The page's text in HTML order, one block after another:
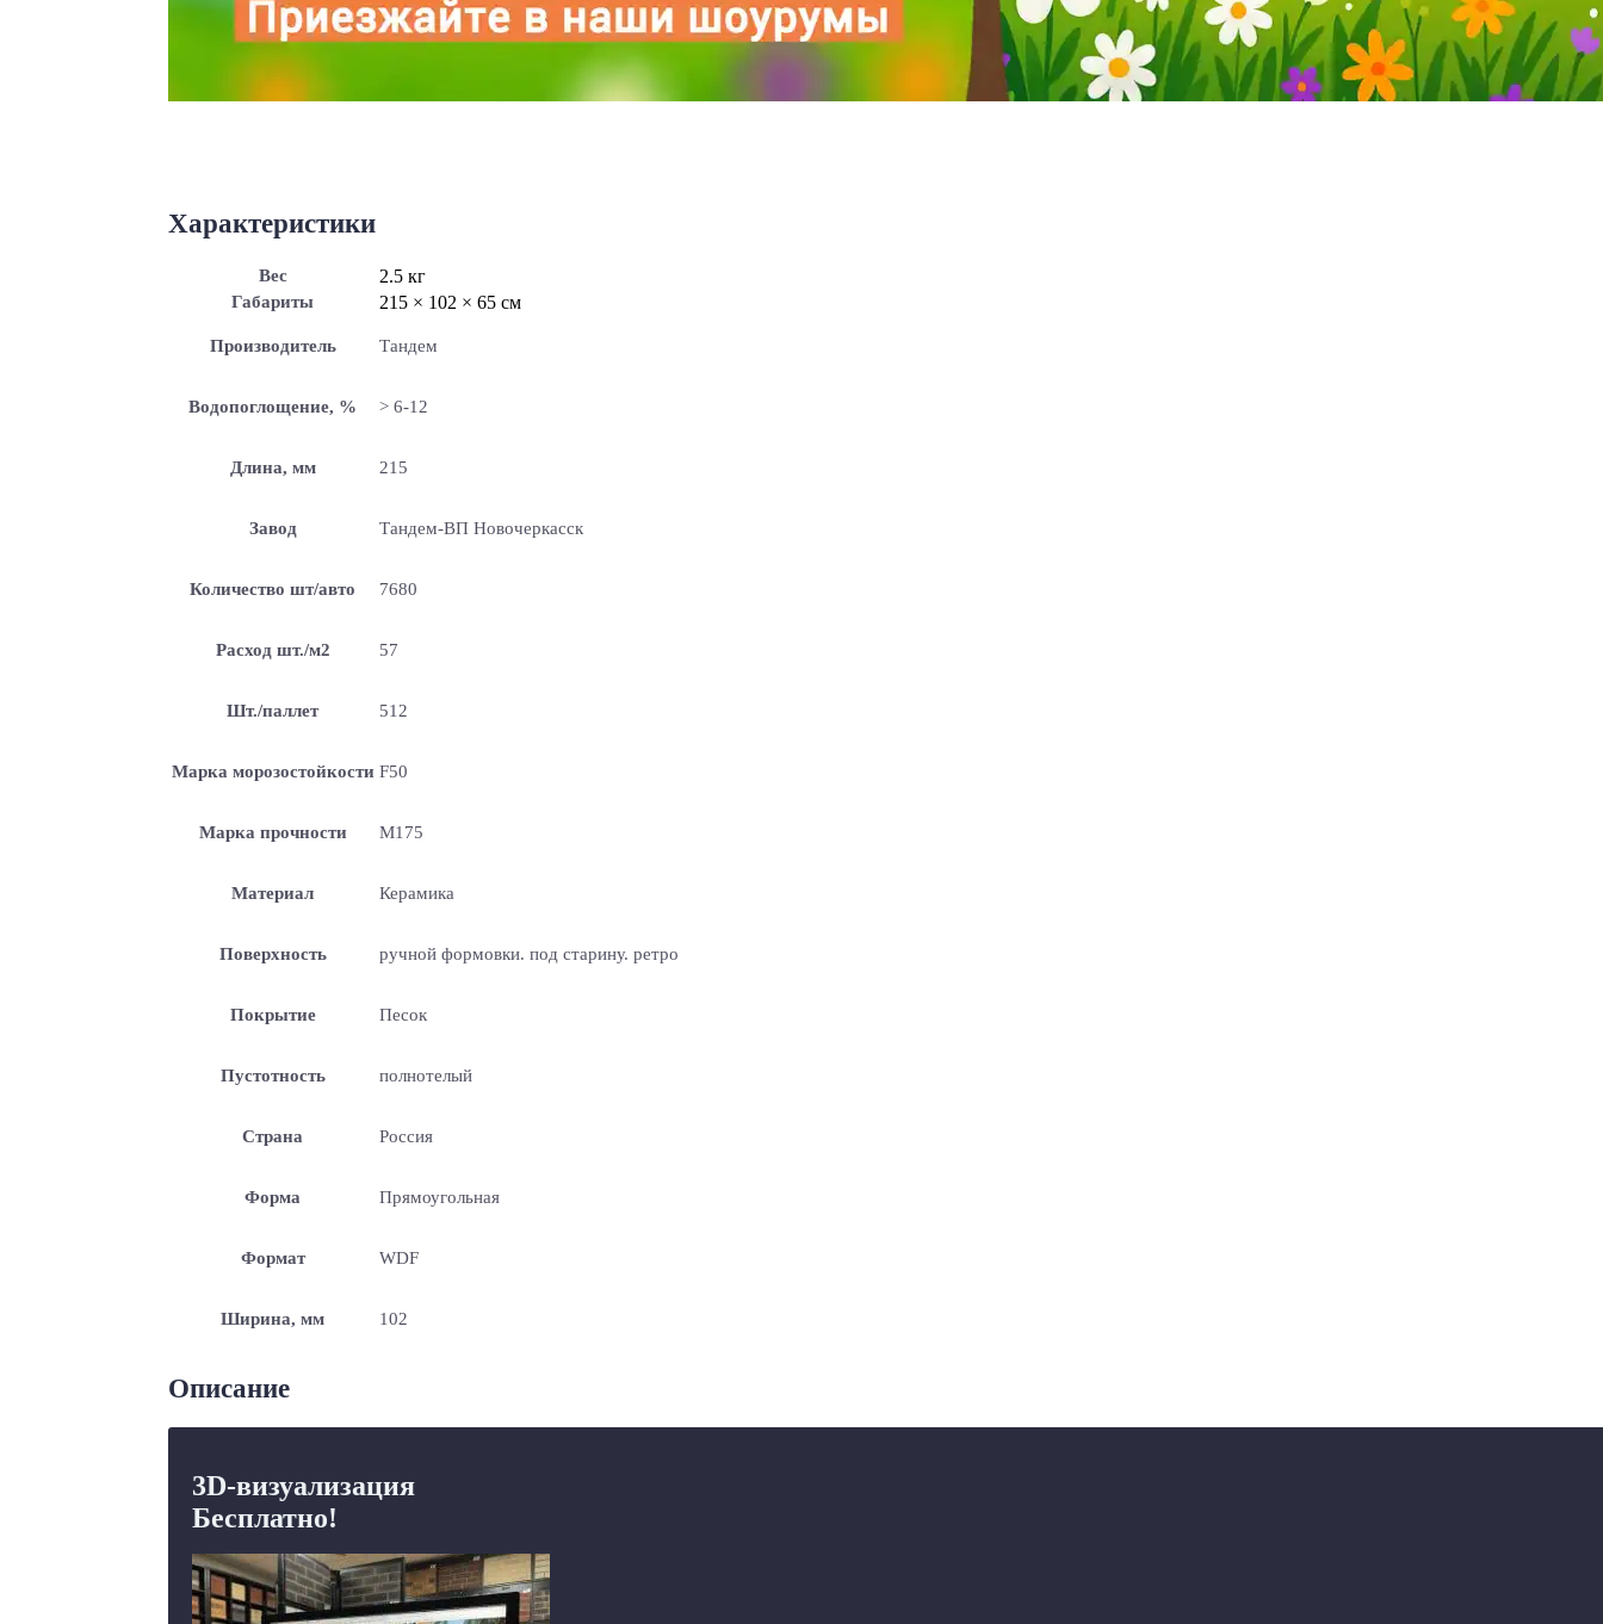
Характеристики
Вес 2.5 кг
Габариты 215 × 102 × 65 см
Производитель Тандем
Водопоглощение, % > 6-12
Длина, мм 215
Завод Тандем-ВП Новочеркасск
Количество шт/авто 7680
Расход шт./м2 57
Шт./паллет 512
Марка морозостойкости F50
Марка прочности М175
Материал Керамика
Поверхность ручной формовки. под старину. ретро
Покрытие Песок
Пустотность полнотелый
Страна Россия
Форма Прямоугольная
Формат WDF
Ширина, мм 102
Описание
3D-визуализация
Бесплатно!